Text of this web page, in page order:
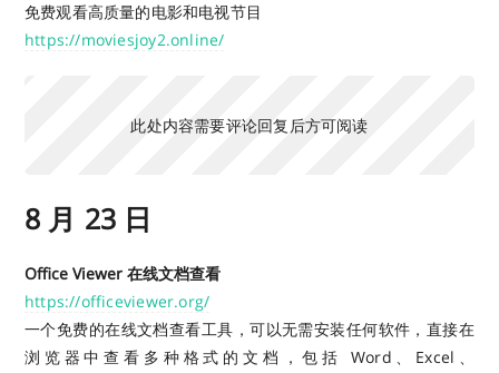
免费观看高质量的电影和电视节目
https://moviesjoy2.online/
此处内容需要评论回复后方可阅读
8 月 23 日
Office Viewer 在线文档查看
https://officeviewer.org/
一个免费的在线文档查看工具，可以无需安装任何软件，直接在
浏览器中查看多种格式的文档，包括 Word、Excel、